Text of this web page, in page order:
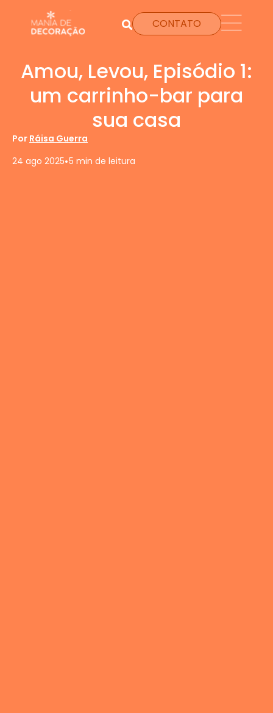
CONTATO
Amou, Levou, Episódio 1:
um carrinho-bar para
sua casa
Por Ráisa Guerra
24 ago 2025•5 min de leitura